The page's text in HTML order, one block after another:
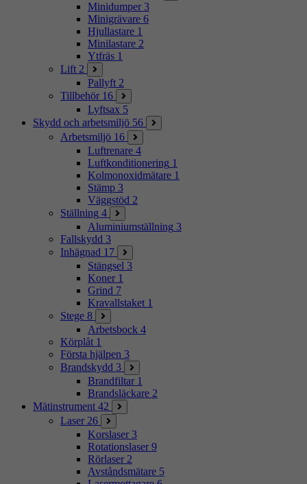
Minidumper 3
Minigrävare 6
Hjullastare 1
Minilastare 2
Ytfräs 1
Lift 2
Pallyft 2
Tillbehör 16
Lyftsax 5
Skydd och arbetsmiljö 56
Arbetsmiljö 16
Luftrenare 4
Luftkonditionering 1
Kolmonoxidmätare 1
Stämp 3
Väggstöd 2
Ställning 4
Aluminiumställning 3
Fallskydd 3
Inhägnad 17
Stängsel 3
Koner 1
Grind 7
Kravallstaket 1
Stege 8
Arbetsbock 4
Körplåt 1
Första hjälpen 3
Brandskydd 3
Brandfiltar 1
Brandsläckare 2
Mätinstrument 42
Laser 26
Korslaser 3
Rotationslaser 9
Rörlaser 2
Avståndsmätare 5